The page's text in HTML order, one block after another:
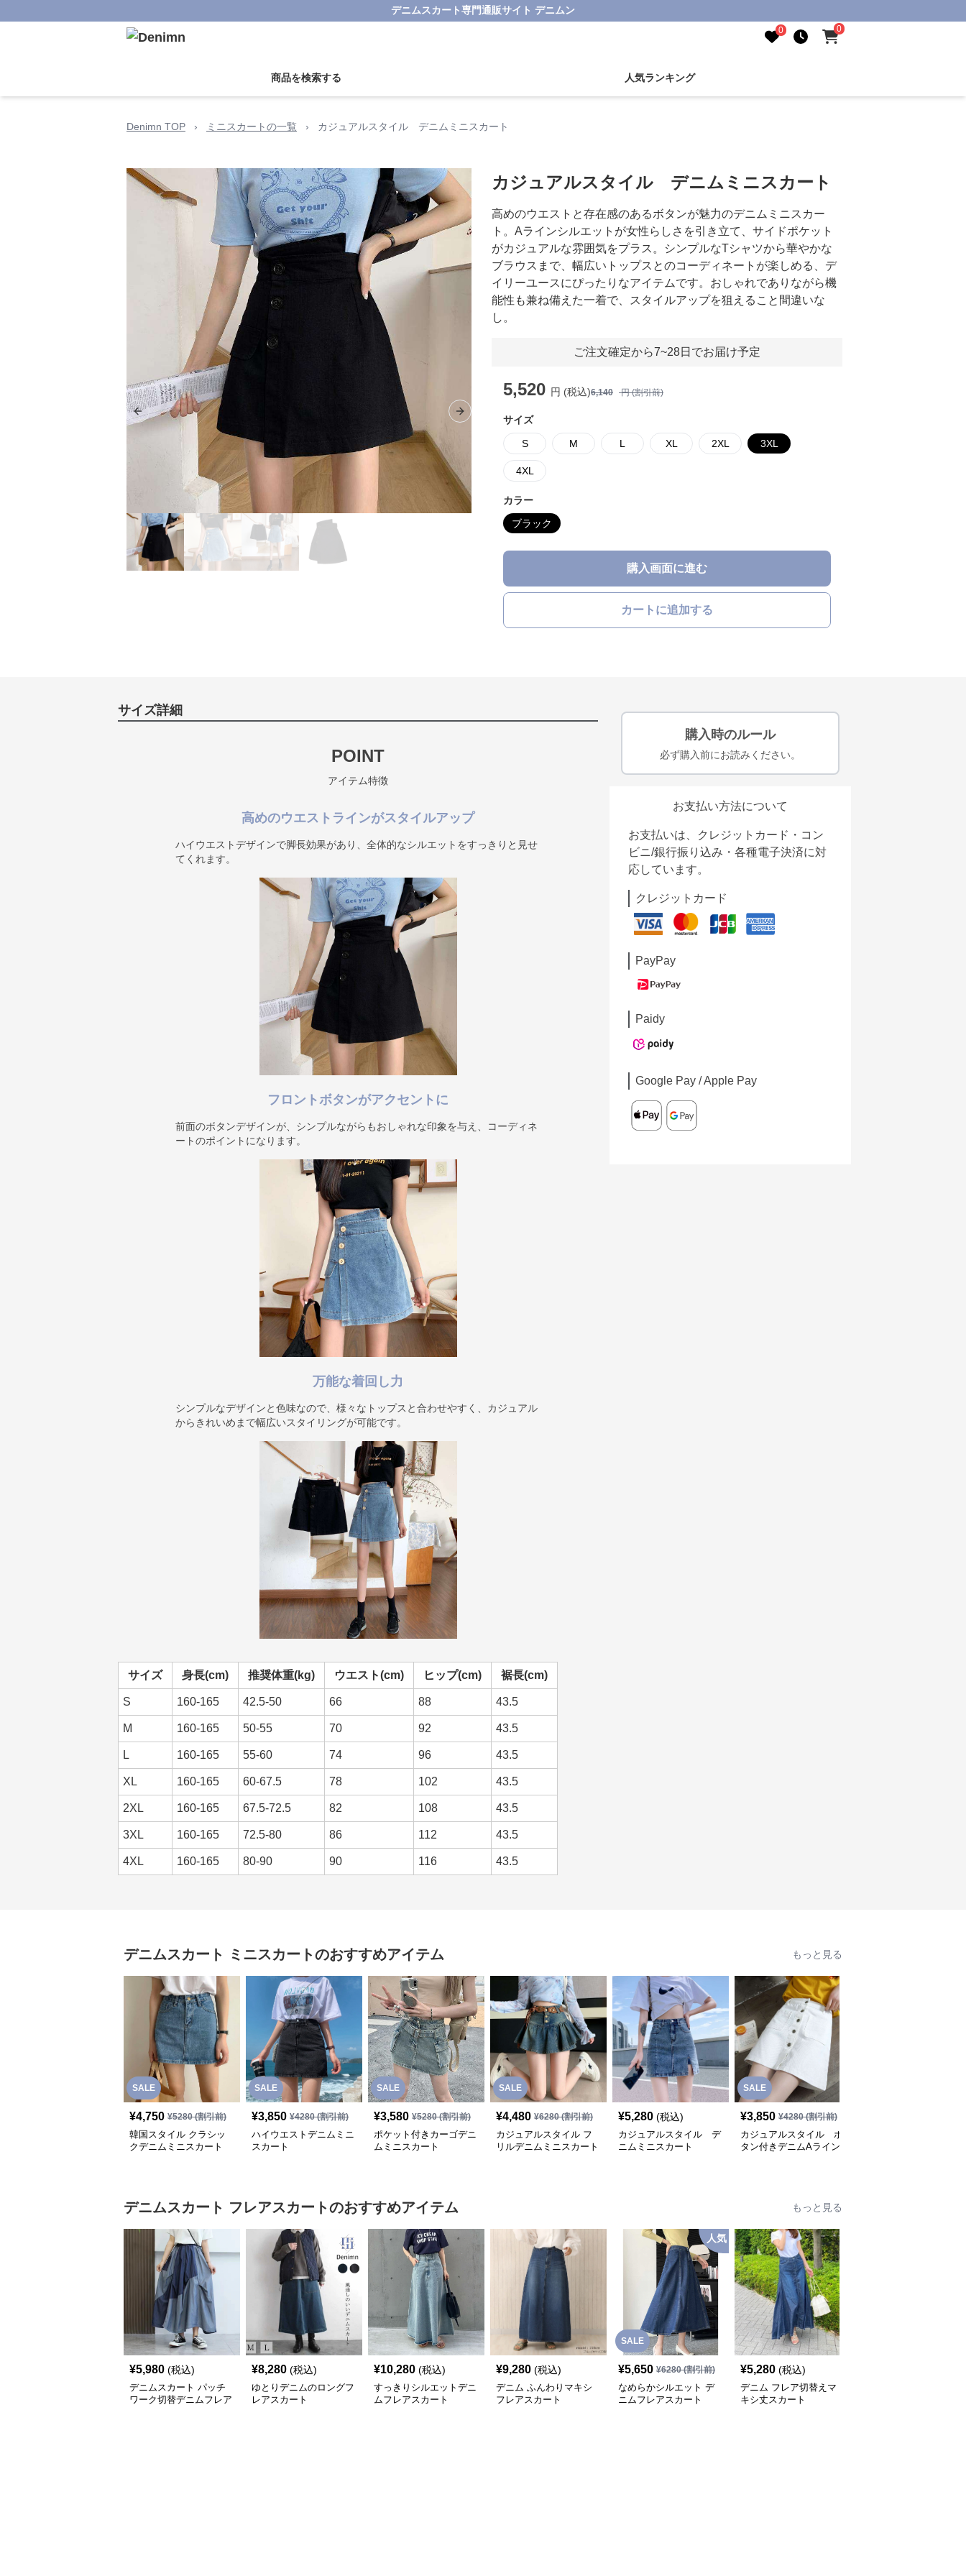
デニムスカート専門通販サイト デニムン
0 0
商品を検索する 人気ランキング
Denimn TOP › ミニスカートの一覧 › カジュアルスタイル デニムミニスカート
Previous slide Next slide
カジュアルスタイル デニムミニスカート
高めのウエストと存在感のあるボタンが魅力のデニムミニスカー
ト。Aラインシルエットが女性らしさを引き立て、サイドポケット
がカジュアルな雰囲気をプラス。シンプルなTシャツから華やかな
ブラウスまで、幅広いトップスとのコーディネートが楽しめる、デ
イリーユースにぴったりなアイテムです。おしゃれでありながら機
能性も兼ね備えた一着で、スタイルアップを狙えること間違いな
し。
ご注文確定から7~28日でお届け予定
5,520 円 (税込)6,140 円 (割引前)
サイズ
S M L XL 2XL 3XL
4XL
カラー
ブラック
購入画面に進む
カートに追加する
サイズ詳細
POINT
アイテム特徴
高めのウエストラインがスタイルアップ
ハイウエストデザインで脚長効果があり、全体的なシルエットをすっきりと見せ
てくれます。
フロントボタンがアクセントに
前面のボタンデザインが、シンプルながらもおしゃれな印象を与え、コーディネ
ートのポイントになります。
万能な着回し力
シンプルなデザインと色味なので、様々なトップスと合わせやすく、カジュアル
からきれいめまで幅広いスタイリングが可能です。
サイズ 身長(cm) 推奨体重(kg) ウエスト(cm) ヒップ(cm) 裾長(cm)
S 160-165 42.5-50 66 88 43.5
M 160-165 50-55 70 92 43.5
L 160-165 55-60 74 96 43.5
XL 160-165 60-67.5 78 102 43.5
2XL 160-165 67.5-72.5 82 108 43.5
3XL 160-165 72.5-80 86 112 43.5
4XL 160-165 80-90 90 116 43.5
購入時のルール
必ず購入前にお読みください。
お支払い方法について
お支払いは、クレジットカード・コン
ビニ/銀行振り込み・各種電子決済に対
応しています。
クレジットカード
PayPay
Paidy
Google Pay / Apple Pay
デニムスカート ミニスカートのおすすめアイテム もっと見る
SALE
¥4,750 ¥5280(割引前)
韓国スタイル クラシッ
クデニムミニスカート
SALE
¥3,850 ¥4280(割引前)
ハイウエストデニムミニ
スカート
SALE
¥3,580 ¥5280(割引前)
ポケット付きカーゴデニ
ムミニスカート
SALE
¥4,480 ¥6280(割引前)
カジュアルスタイル フ
リルデニムミニスカート
¥5,280 (税込)
カジュアルスタイル デ
ニムミニスカート
SALE
¥3,850 ¥4280(割引前)
カジュアルスタイル ボ
タン付きデニムAライン
デニムスカート フレアスカートのおすすめアイテム もっと見る
¥5,980 (税込)
デニムスカート パッチ
ワーク切替デニムフレア
¥8,280 (税込)
ゆとりデニムのロングフ
レアスカート
¥10,280 (税込)
すっきりシルエットデニ
ムフレアスカート
¥9,280 (税込)
デニム ふんわりマキシ
フレアスカート
SALE
人気
¥5,650 ¥6280(割引前)
なめらかシルエット デ
ニムフレアスカート
¥5,280 (税込)
デニム フレア切替えマ
キシ丈スカート